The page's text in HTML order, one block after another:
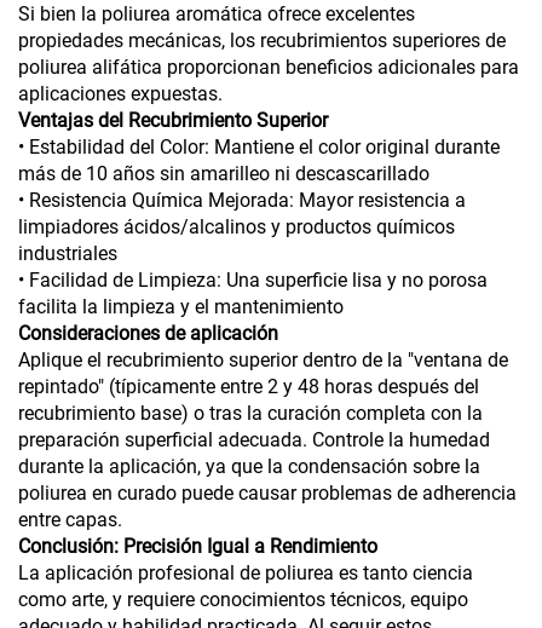
Si bien la poliurea aromática ofrece excelentes
propiedades mecánicas, los recubrimientos superiores de
poliurea alifática proporcionan beneficios adicionales para
aplicaciones expuestas.
Ventajas del Recubrimiento Superior
• Estabilidad del Color: Mantiene el color original durante
más de 10 años sin amarilleo ni descascarillado
• Resistencia Química Mejorada: Mayor resistencia a
limpiadores ácidos/alcalinos y productos químicos
industriales
• Facilidad de Limpieza: Una superficie lisa y no porosa
facilita la limpieza y el mantenimiento
Consideraciones de aplicación
Aplique el recubrimiento superior dentro de la "ventana de
repintado" (típicamente entre 2 y 48 horas después del
recubrimiento base) o tras la curación completa con la
preparación superficial adecuada. Controle la humedad
durante la aplicación, ya que la condensación sobre la
poliurea en curado puede causar problemas de adherencia
entre capas.
Conclusión: Precisión Igual a Rendimiento
La aplicación profesional de poliurea es tanto ciencia
como arte, y requiere conocimientos técnicos, equipo